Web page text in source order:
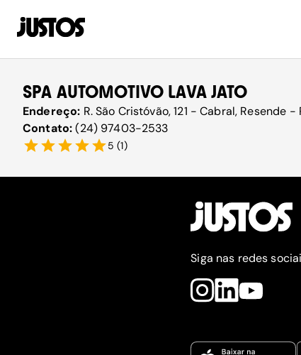
SPA AUTOMOTIVO LAVA JATO
Endereço: R. São Cristóvão, 121 - Cabral, Resende
Contato:(24) 97403-2533
5 (1)
Siga nas redes